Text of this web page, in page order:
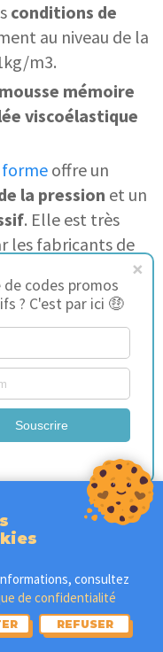
conditions de
au niveau de la
m3.
mémoire
viscoélastique
forme offre un
la pression et un
. Elle est très
les fabricants de
et cette
En combinaison
de confort
est
les matelas pour
ses vertus
allongés de
avantage
sa forme
froide de 17
de codes promos
? C'est par ici 🤑
Souscrire
consultez
de confidentialité
REFUSER